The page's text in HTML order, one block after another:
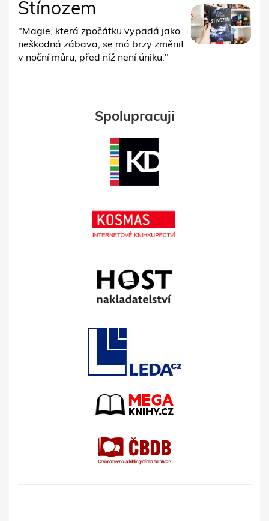
Stínozem
"Magie, která zpočátku vypadá jako
neškodná zábava, se má brzy změnit
v noční můru, před níž není úniku."
Spolupracuji